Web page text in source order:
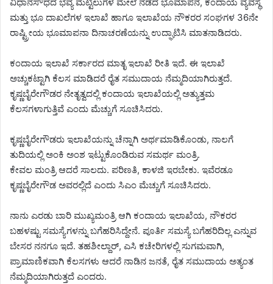
ಮತ್ತು ಭೂ ದಾಖಲೆಗಳ ಇಲಾಖೆ ಹಾಗೂ ಇಲಾಖೆಯ ನೌಕರರ ಸಂಘಗಳ 36ನೇ
ರಾಷ್ಟ್ರೀಯ ಭೂಮಾಪನಾ ದಿನಾಚರಣೆಯನ್ನು ಉದ್ಘಾಟಿಸಿ ಮಾತನಾಡಿದರು.
ಕಂದಾಯ ಇಲಾಖೆ ಸರ್ಕಾರದ ಮಾತೃ ಇಲಾಖೆ ರೀತಿ ಇದೆ. ಈ ಇಲಾಖೆ
ಅಚ್ಚುಕಟ್ಟಾಗಿ ಕೆಲಸ ಮಾಡಿದರೆ ರೈತ ಸಮುದಾಯ ನೆಮ್ಮದಿಯಾಗಿರುತ್ತದೆ.
ಕೃಷ್ಣಬೈರೇಗೌಡರ ನೇತೃತ್ವದಲ್ಲಿ ಕಂದಾಯ ಇಲಾಖೆಯಲ್ಲಿ ಅತ್ಯುತ್ತಮ
ಕೆಲಸಗಳಾಗುತ್ತಿವೆ ಎಂದು ಮೆಚ್ಚುಗೆ ಸೂಚಿಸಿದರು.
ಕೃಷ್ಣಬೈರೇಗೌಡರು ಇಲಾಖೆಯನ್ನು ಚೆನ್ನಾಗಿ ಅರ್ಥಮಾಡಿಕೊಂಡು, ನಾಲಗೆ
ತುದಿಯಲ್ಲಿ ಅಂಕಿ ಅಂಶ ಇಟ್ಟುಕೊಂಡಿರುವ ಸಮರ್ಥ ಮಂತ್ರಿ.
ಕೇವಲ ಮಂತ್ರಿ ಆದರೆ ಸಾಲದು. ಪರಿಣತಿ, ಕಾಳಜಿ ಇರಬೇಕು. ಇವೆರಡೂ
ಕೃಷ್ಣಬೈರೇಗೌಡ ಅವರಲ್ಲಿದೆ ಎಂದು ಸಿಎಂ ಮೆಚ್ಚುಗೆ ಸೂಚಿಸಿದರು.
ನಾನು ಎರಡು ಬಾರಿ ಮುಖ್ಯಮಂತ್ರಿ ಆಗಿ ಕಂದಾಯ ಇಲಾಖೆಯ, ನೌಕರರ
ಬಹಳಷ್ಟು ಸಮಸ್ಯೆಗಳನ್ನು ಬಗೆಹರಿಸಿದ್ದೇನೆ. ಪೂರ್ತಿ ಸಮಸ್ಯೆ ಬಗೆಹರಿದಿಲ್ಲ ಎನ್ನುವ
ಬೇಸರ ನನಗೂ ಇದೆ. ತಹಶೀಲ್ದಾರ್, ಎಸಿ ಕಚೇರಿಗಳಲ್ಲಿ ಸುಗಮವಾಗಿ,
ಪ್ರಾಮಾಣಿಕವಾಗಿ ಕೆಲಸಗಳು ಆದರೆ ನಾಡಿನ ಜನತೆ, ರೈತ ಸಮುದಾಯ ಅತ್ಯಂತ
ನೆಮ್ಮದಿಯಾಗಿರುತ್ತದೆ ಎಂದರು.